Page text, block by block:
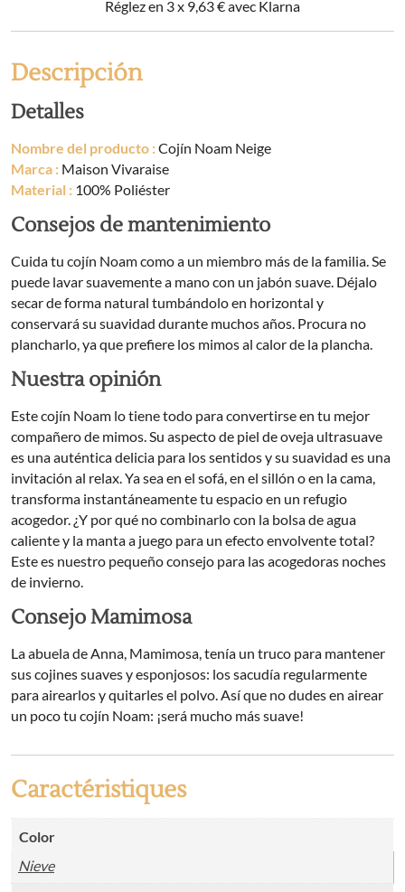
Réglez en 3 x 9,63€avec Klarna
Descripción
Detalles
Nombre del producto :Cojín Noam Neige
Marca : Maison Vivaraise
Material : 100% Poliéster
Consejos de mantenimiento
Cuida tu cojín Noam como a un miembro más de la familia. Se
puede lavar suavemente a mano con un jabón suave. Déjalo
secar de forma natural tumbándolo en horizontal y
conservará su suavidad durante muchos años. Procura no
plancharlo, ya que prefiere los mimos al calor de la plancha.
Nuestra opinión
Este cojín Noam lo tiene todo para convertirse en tu mejor
compañero de mimos. Su aspecto de piel de oveja ultrasuave
es una auténtica delicia para los sentidos y su suavidad es una
invitación al relax. Ya sea en el sofá, en el sillón o en la cama,
transforma instantáneamente tu espacio en un refugio
acogedor. ¿Y por qué no combinarlo con la bolsa de agua
caliente y la manta a juego para un efecto envolvente total?
Este es nuestro pequeño consejo para las acogedoras noches
de invierno.
Consejo Mamimosa
La abuela de Anna, Mamimosa, tenía un truco para mantener
sus cojines suaves y esponjosos: los sacudía regularmente
para airearlos y quitarles el polvo. Así que no dudes en airear
un poco tu cojín Noam: ¡será mucho más suave!
Caractéristiques
Color
Nieve